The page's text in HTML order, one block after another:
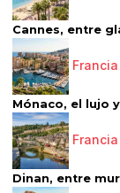
Cannes, entre
Francia
Mónaco, el lujo
Francia
Dinan, entre